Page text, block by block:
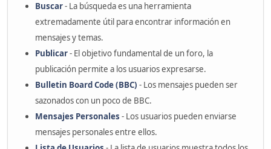
Buscar- La búsqueda es una herramienta
extremadamente útil para encontrar información en
mensajes y temas.
Publicar- El objetivo fundamental de un foro, la
publicación permite a los usuarios expresarse.
Bulletin Board Code (BBC) - Los mensajes pueden ser
sazonados con un poco de BBC.
Mensajes Personales - Los usuarios pueden enviarse
mensajes personales entre ellos.